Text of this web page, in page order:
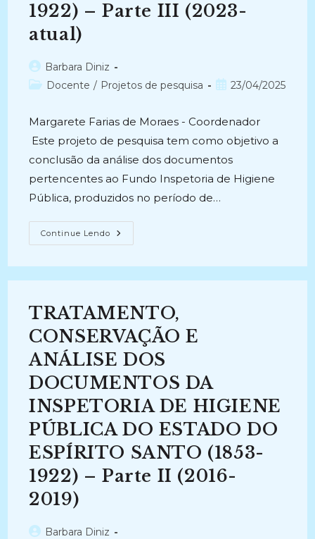
1922) – Parte III (2023-
atual)
Autor
do
Barbara Diniz
Categoria
Docente / Projetos de pesquisa
Post23/04/2025
Margarete Farias de Moraes - Coordenador
Este projeto de pesquisa tem como objetivo a
conclusão da análise dos documentos
pertencentes ao Fundo Inspetoria de Higiene
Pública, produzidos no período de…
Continue Lendo TRATAMENTO,
CONSERVAÇÃO
DOCUMENTOS
DE
HIGIENE
PÚBLICA
DO
ESTADO
DO
SANTO
(1853-
1922) –
Parte
III
(2023-
TRATAMENTO,
CONSERVAÇÃO E
ANÁLISE DOS
DOCUMENTOS DA
INSPETORIA DE HIGIENE
PÚBLICA DO ESTADO DO
ESPÍRITO SANTO (1853-
1922) – Parte II (2016-
2019)
AutorBarbara Diniz